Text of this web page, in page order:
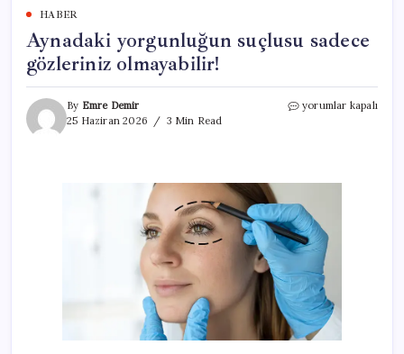
HABER
Aynadaki yorgunluğun suçlusu sadece
gözleriniz olmayabilir!
By Emre Demir
25 Haziran 2026
3 Min Read
Aynadaki
olmayabilir!
yorumlar kapalı